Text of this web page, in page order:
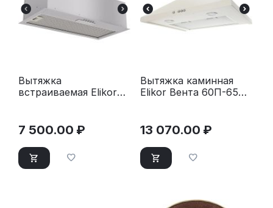
Вытяжка
встраиваемая Elikor
7 500.00 ₽
Вытяжка каминная
Elikor Вента 60П-650-
13 070.00 ₽